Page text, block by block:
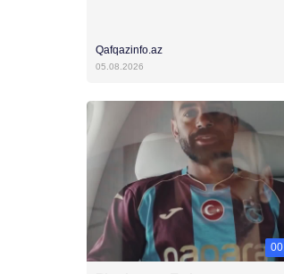
Qafqazinfo.az
05.08.2026